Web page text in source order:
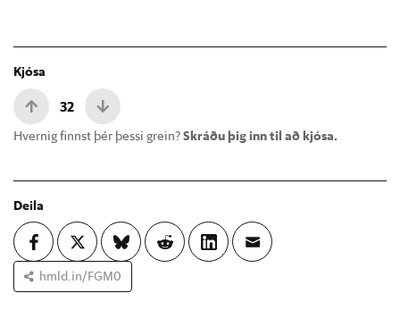
Kjósa
32
Hvernig finnst þér þessi grein?Skráðu þig inn til að kjósa.
Deila
hmld.in/FGM0